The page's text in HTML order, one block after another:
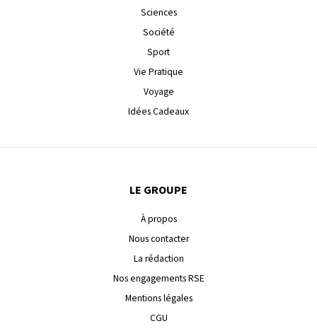
Sciences
Société
Sport
Vie Pratique
Voyage
Idées Cadeaux
LE GROUPE
À propos
Nous contacter
La rédaction
Nos engagements RSE
Mentions légales
CGU